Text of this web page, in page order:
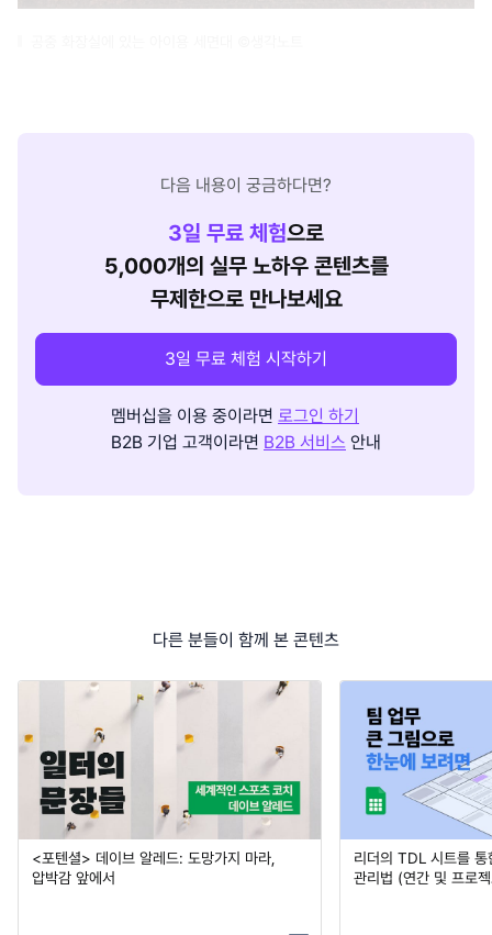
다음 내용이 궁금하다면?
3일 무료 체험으로
5,000개의 실무 노하우 콘텐츠를
무제한으로 만나보세요
3일 무료 체험 시작하기
멤버십을 이용 중이라면 로그인 하기
B2B 기업 고객이라면 B2B 서비스 안내
다른 분들이 함께 본 콘텐츠
<포텐셜> 데이브 알레드: 도망가지 마라,
압박감 앞에서
리더의 TDL 시트를
관리법 (연간 및 프로